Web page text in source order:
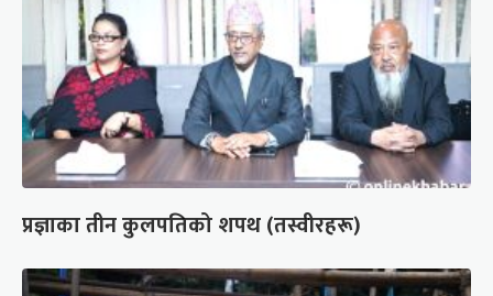
प्रज्ञाका तीन कुलपतिको शपथ (तस्वीरहरू)